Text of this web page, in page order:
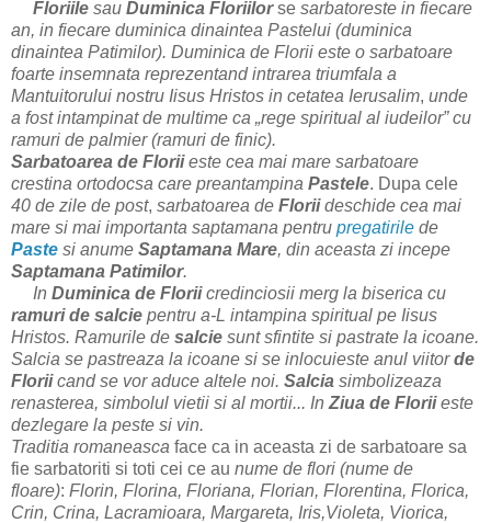
Floriile sau Duminica Floriilorse sarbatoreste in fiecare
an, in fiecare duminica dinaintea Pastelui (duminica
dinaintea Patimilor). Duminica de Florii este o sarbatoare
foarte insemnata reprezentand intrarea triumfala a
Mantuitorului nostru Iisus Hristos in cetatea Ierusalim, unde
a fost intampinat de multime ca „rege spiritual al iudeilor” cu
ramuri de palmier (ramuri de finic).
Sarbatoarea de Florii este cea mai mare sarbatoare
crestina ortodocsa care preantampina Pastele. Dupa cele
40 de zile de post, sarbatoarea de Florii deschide cea mai
mare si mai importanta saptamana pentru pregatirile de
Paste si anume Saptamana Mare, din aceasta zi incepe
Saptamana Patimilor.
In Duminica de Floriicredinciosii merg la biserica cu
ramuri de salcie pentru a-L intampina spiritual pe Iisus
Hristos. Ramurile de salcie sunt sfintite si pastrate la icoane.
Salcia se pastreaza la icoane si se inlocuieste anul viitorde
Floriicand se vor aduce altele noi. Salcia simbolizeaza
renasterea, simbolul vietii si al mortii... In Ziua de Floriieste
dezlegare la peste si vin.
Traditia romaneasca face ca in aceasta zi de sarbatoare sa
fie sarbatoriti si toti cei ce au nume de flori (nume de
floare): Florin, Florina, Floriana, Florian, Florentina, Florica,
Crin, Crina, Lacramioara, Margareta, Iris,Violeta, Viorica,